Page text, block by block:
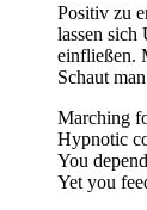
Positiv zu
lassen sich
einfließen.
Schaut
Marching
Hypnotic
You
Yet you